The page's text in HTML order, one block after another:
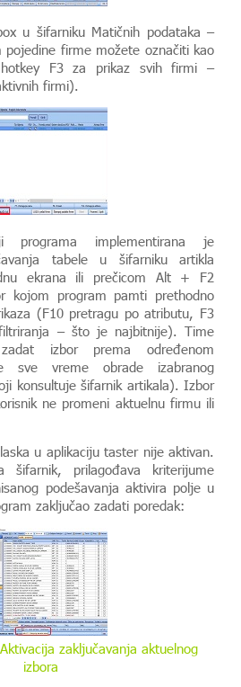
u šifarniku Matičnih podataka –
pojedine firme možete označiti kao
F3 za prikaz svih firmi –
firmi).
programa implementirana je
tabele u šifarniku artikla
ekrana ili prečicom Alt + F2
kojom program pamti prethodno
(F10 pretragu po atributu, F3
– što je najbitnije). Time
izbor prema određenom
sve vreme obrade izabranog
konsultuje šifarnik artikala). Izbor
ne promeni aktuelnu firmu ili
u aplikaciju taster nije aktivan.
šifarnik, prilagođava kriterijume
podešavanja aktivira polje u
zaključao zadati poredak: